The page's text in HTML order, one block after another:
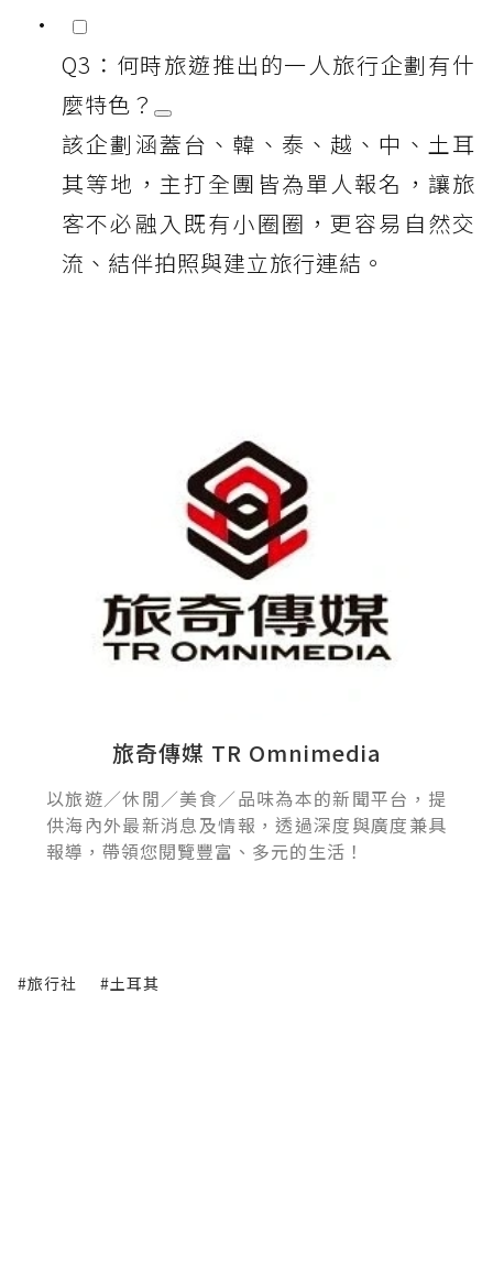
Q3：何時旅遊推出的一人旅行企劃有什
麼特色？
該企劃涵蓋台、韓、泰、越、中、土耳
其等地，主打全團皆為單人報名，讓旅
客不必融入既有小圈圈，更容易自然交
流、結伴拍照與建立旅行連結。
旅奇傳媒 TR Omnimedia
以旅遊／休閒／美食／品味為本的新聞平台，提
供海內外最新消息及情報，透過深度與廣度兼具
報導，帶領您閱覽豐富、多元的生活！
#旅行社 #土耳其